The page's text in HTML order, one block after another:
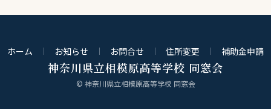
ホーム お知らせ お問合せ 住所変更 補助金申請
神奈川県立相模原高等学校 同窓会
© 神奈川県立相模原高等学校 同窓会